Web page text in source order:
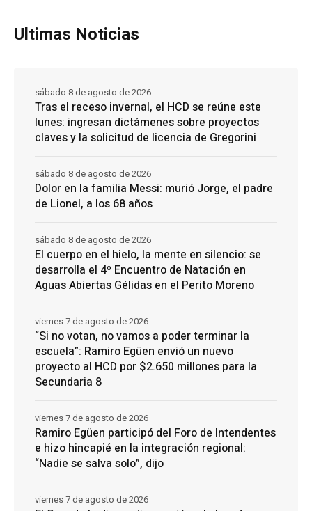
Ultimas Noticias
Tras el receso invernal, el HCD se reúne este
lunes: ingresan dictámenes sobre proyectos
claves y la solicitud de licencia de Gregorini
sábado 8 de agosto de 2026
Dolor en la familia Messi: murió Jorge, el padre
de Lionel, a los 68 años
sábado 8 de agosto de 2026
El cuerpo en el hielo, la mente en silencio: se
desarrolla el 4º Encuentro de Natación en
Aguas Abiertas Gélidas en el Perito Moreno
sábado 8 de agosto de 2026
“Si no votan, no vamos a poder terminar la
escuela”: Ramiro Egüen envió un nuevo
proyecto al HCD por $2.650 millones para la
Secundaria 8
viernes 7 de agosto de 2026
Ramiro Egüen participó del Foro de Intendentes
e hizo hincapié en la integración regional:
“Nadie se salva solo”, dijo
viernes 7 de agosto de 2026
viernes 7 de agosto de 2026